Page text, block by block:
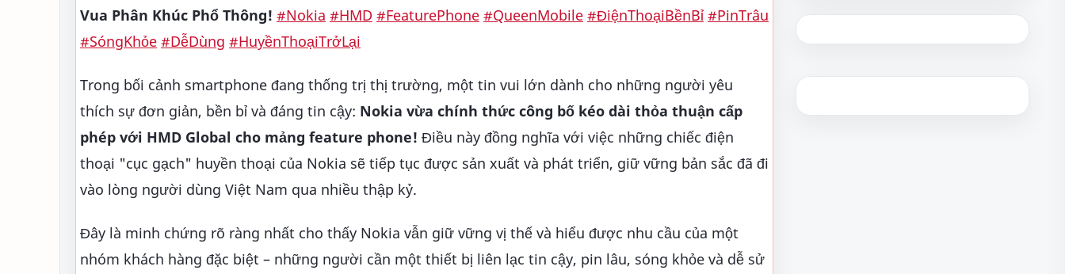
Vua Phân Khúc Phổ Thông! #Nokia #HMD #FeaturePhone #QueenMobile #ĐiệnThoạiBềnBỉ #PinTrâu
#SóngKhỏe #DễDùng #HuyềnThoạiTrởLại
Trong bối cảnh smartphone đang thống trị thị trường, một tin vui lớn dành cho những người yêu
thích sự đơn giản, bền bỉ và đáng tin cậy: Nokia vừa chính thức công bố kéo dài thỏa thuận cấp
phép với HMD Global cho mảng feature phone! Điều này đồng nghĩa với việc những chiếc điện
thoại "cục gạch" huyền thoại của Nokia sẽ tiếp tục được sản xuất và phát triển, giữ vững bản sắc đã đi
vào lòng người dùng Việt Nam qua nhiều thập kỷ.
Đây là minh chứng rõ ràng nhất cho thấy Nokia vẫn giữ vững vị thế và hiểu được nhu cầu của một
nhóm khách hàng đặc biệt – những người cần một thiết bị liên lạc tin cậy, pin lâu, sóng khỏe và dễ sử